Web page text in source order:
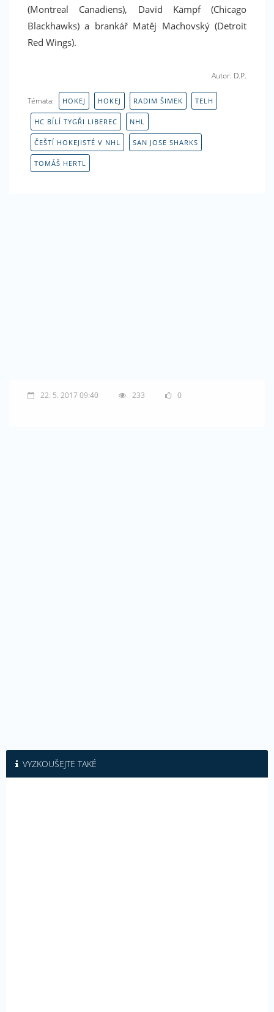
(Montreal Canadiens), David Kämpf (Chicago
Blackhawks) a brankář Matěj Machovský (Detroit
Red Wings).
Autor: D.P.
Témata: HOKEJ HOKEJ RADIM ŠIMEK TELH
HC BÍLÍ TYGŘI LIBEREC NHL
ČEŠTÍ HOKEJISTÉ V NHL SAN JOSE SHARKS
TOMÁŠ HERTL
22. 5. 2017 09:40 233 0
VYZKOUŠEJTE TAKÉ